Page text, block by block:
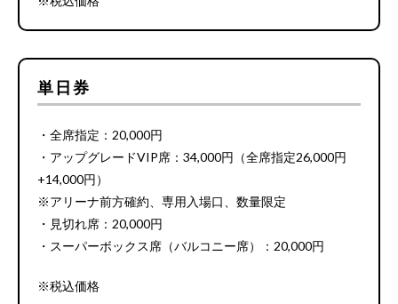
単日券
・全席指定：20,000円
・アップグレードVIP席：34,000円（全席指定26,000円
+14,000円）
※アリーナ前方確約、専用入場口、数量限定
・見切れ席：20,000円
・スーパーボックス席（バルコニー席）：20,000円
※税込価格